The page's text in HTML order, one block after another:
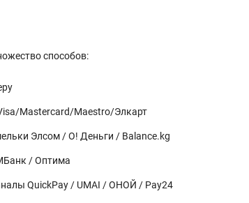
способов:
Mastercard/Maestro/Элкарт
Элсом / О! Деньги / Balance.kg
/ Оптима
QuickPay / UMAI / ОНОЙ / Pay24